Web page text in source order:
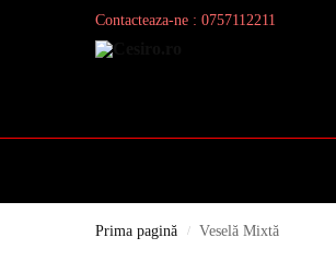
Contacteaza-ne : 0757112211
Search
Prima pagină / Veselă Mixtă